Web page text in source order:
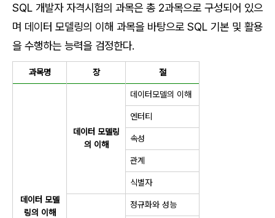
SQL 개발자 자격시험의 과목은 총 2과목으로 구성되어 있으
며 데이터 모델링의 이해 과목을 바탕으로 SQL 기본 및 활용
을 수행하는 능력을 검정한다.
과목명 장 절
데이터 모델
링의 이해
데이터 모델링
의 이해
데이터모델의 이해
엔터티
속성
관계
식별자
정규화와 성능